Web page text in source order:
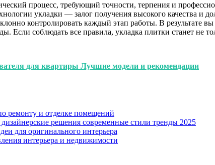
процесс, требующий точности, терпения и
укладки — залог получения высокого качества и
контролировать каждый этап работы. В результате
Если соблюдать все правила, укладка плитки станет не
для квартиры Лучшие модели и рекомендации
ремонту и отделке помещений
решения современные стили тренды 2025
для оригинального интерьера
интерьера и недвижимости